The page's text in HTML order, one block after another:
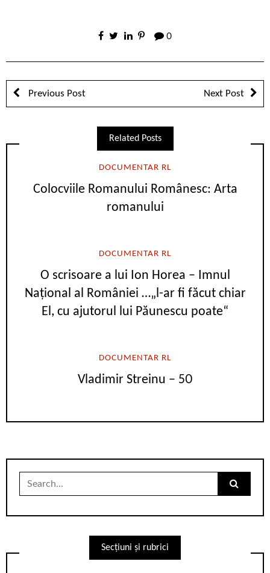
0
Previous Post Next Post
Related Posts
DOCUMENTAR RL
Colocviile Romanului Românesc: Arta
romanului
DOCUMENTAR RL
O scrisoare a lui Ion Horea – Imnul
Național al României …„l-ar fi făcut chiar
El, cu ajutorul lui Păunescu poate“
DOCUMENTAR RL
Vladimir Streinu – 50
Search
Secțiuni și rubrici